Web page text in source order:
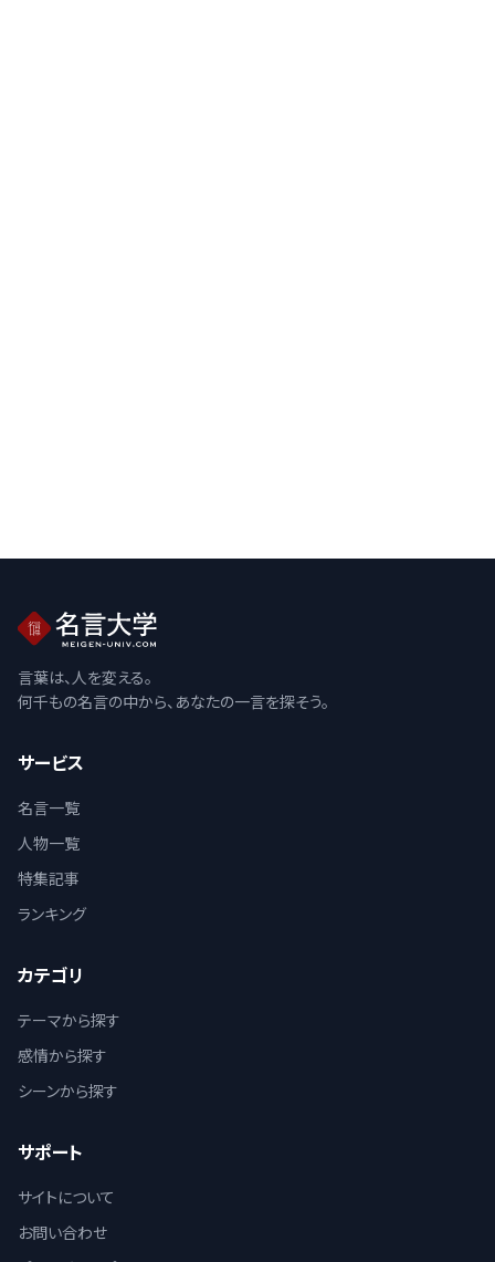
言葉は、人を変える。
何千もの名言の中から、あなたの一言を探そう。
サービス
名言一覧
人物一覧
特集記事
ランキング
カテゴリ
テーマから探す
感情から探す
シーンから探す
サポート
サイトについて
お問い合わせ